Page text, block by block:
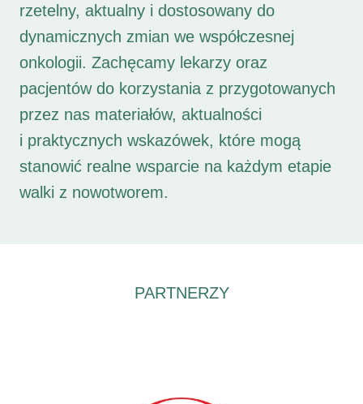
rzetelny, aktualny i dostosowany do
dynamicznych zmian we współczesnej
onkologii. Zachęcamy lekarzy oraz
pacjentów do korzystania z przygotowanych
przez nas materiałów, aktualności
i praktycznych wskazówek, które mogą
stanowić realne wsparcie na każdym etapie
walki z nowotworem.
PARTNERZY